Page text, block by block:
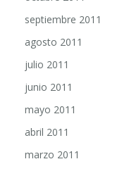
septiembre 2011
agosto 2011
julio 2011
junio 2011
mayo 2011
abril 2011
marzo 2011
febrero 2011